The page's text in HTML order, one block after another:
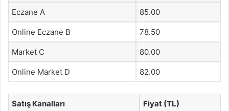
Eczane A 85.00
Online Eczane B 78.50
Market C 80.00
Online Market D 82.00
Satış Kanalları Fiyat (TL)